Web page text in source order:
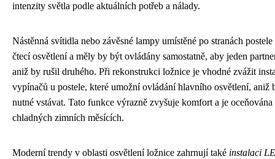
intenzity světla podle aktuálních potřeb a nálady.
Nástěnná svítidla nebo závěsné lampy umístěné po stranách
čtecí osvětlení a měly by být ovládány samostatně, aby jeden
aniž by rušil druhého. Při rekonstrukci ložnice je vhodné zvážit
vypínačů u postele, které umožní ovládání hlavního osvětlení, aniž
nutné vstávat. Tato funkce výrazně zvyšuje komfort a je oceňována
chladných zimních měsících.
Moderní trendy v oblasti osvětlení ložnice zahrnují také instalaci